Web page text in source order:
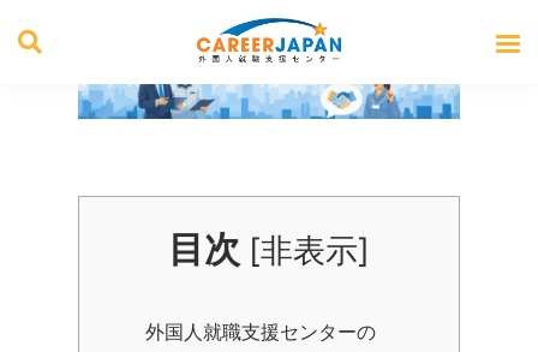
目次 [非表示]
外国人就職支援センターの